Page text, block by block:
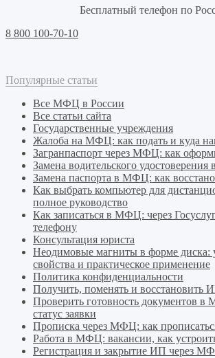
Бесплатный телефон по
8 800 100-70-10
Популярные статьи
Все МФЦ в России
Все статьи сайта
Государственные учреждения
Жалоба на МФЦ: как подать и куда
Загранпаспорт через МФЦ: как
Замена водительского
Замена паспорта в МФЦ: как
Как выбрать компьютер для
полное руководство
Как записаться в МФЦ: через
телефону
Консультация юриста
Неодимовые магниты в форме диска:
свойства и практическое применение
Политика конфиденциальности
Получить, поменять и
Проверить готовность документов в
статус заявки
Прописка через МФЦ: как
Работа в МФЦ: вакансии, как
Регистрация и закрытие ИП через